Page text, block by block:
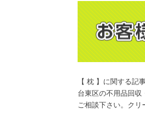
【 枕 】に関する記
台東区の不用品回収
ご相談下さい。クリ